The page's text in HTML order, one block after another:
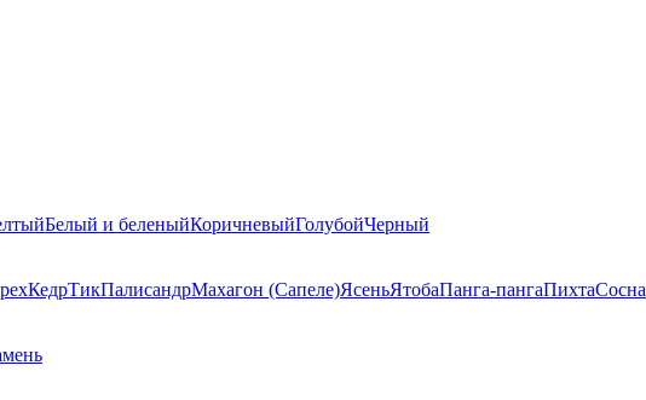
Белый и беленыйКоричневыйГолубойЧерный
КедрТикПалисандрМахагон (Сапеле)ЯсеньЯтобаПанга-пангаПихтаСосна